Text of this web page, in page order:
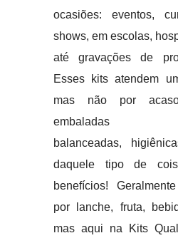
ocasiões: eventos,
shows, em escolas,
até gravações de
Esses kits atendem
mas não por
embaladas
balanceadas,
daquele tipo de
benefícios!
por lanche, fruta,
mas aqui na Kits